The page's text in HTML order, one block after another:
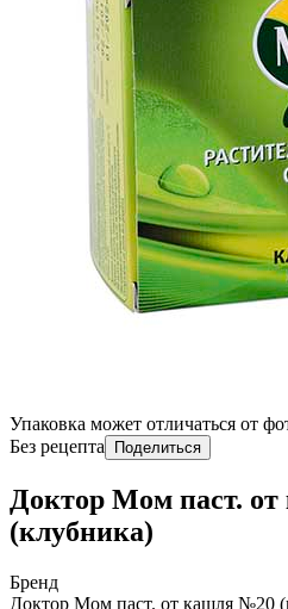
Упаковка может отличаться от
Без рецепта
Поделиться
Доктор Мом паст.
(клубника)
Бренд
Доктор Мом паст. от кашля №20